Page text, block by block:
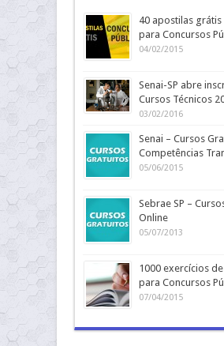
40 apostilas
para Concursos
04/02/2015
Senai-SP abre
Cursos Técnicos
03/02/2016
Senai – Cursos
Competências
05/06/2015
Sebrae SP –
Online
05/07/2013
1000 exercícios
para Concursos
07/04/2015